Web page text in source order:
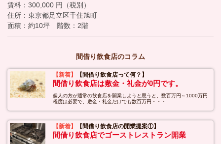
賃料：300,000 円（税別）
住所：東京都足立区千住旭町
面積：約10坪 階数：2階
間借り飲食店のコラム
【新着】 【間借り飲食店って何？】
間借り飲食店は敷金・礼金が0円です。
個人の方が通常の飲食店を開業しようと思うと、数百万円～1000万円
程度は必要で、敷金・礼金だけでも数百万円・・・
【新着】 【間借り飲食店の開業提案①】
間借り飲食店でゴーストレストラン開業